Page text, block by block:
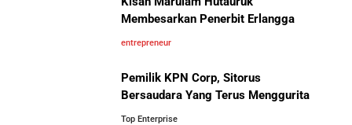
Perbandingan Gaji Tahunan:
Mendesain Presentasi Secara Cepat dan Mudah
5 Pelajaran Hidup dari Pendiri Traveloka untuk Anak
Membesarkan Penerbit Erlangga
entrepreneur
Pemilik KPN Corp, Sitorus
Bersaudara Yang Terus Menggurita
Top Enterprise